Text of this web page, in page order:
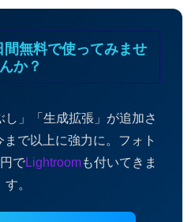
無料で使ってみませ
んか？
」「生成拡張」が追加さ
で以上に強力に。フォト
でLightroomも付いてきま
す。